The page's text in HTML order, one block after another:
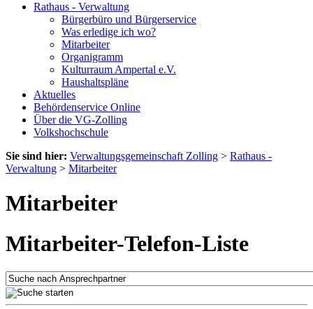
Rathaus - Verwaltung
Bürgerbüro und Bürgerservice
Was erledige ich wo?
Mitarbeiter
Organigramm
Kulturraum Ampertal e.V.
Haushaltspläne
Aktuelles
Behördenservice Online
Über die VG-Zolling
Volkshochschule
Sie sind hier: Verwaltungsgemeinschaft Zolling > Rathaus -
Verwaltung > Mitarbeiter
Mitarbeiter
Mitarbeiter-Telefon-Liste